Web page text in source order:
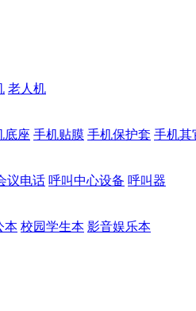
老人机
底座 手机贴膜 手机保护套 手机其
议电话 呼叫中心设备 呼叫器
本 校园学生本 影音娱乐本